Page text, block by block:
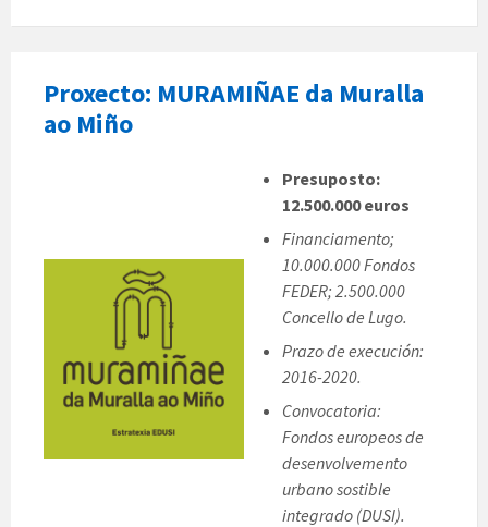
Proxecto: MURAMIÑAE da Muralla
ao Miño
Presuposto:
12.500.000 euros
Financiamento;
10.000.000 Fondos
FEDER; 2.500.000
Concello de Lugo.
Prazo de execución:
2016-2020.
Convocatoria:
Fondos europeos de
desenvolvemento
urbano sostible
integrado (DUSI).